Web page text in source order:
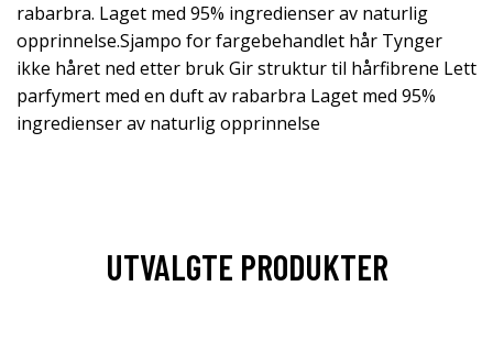
rabarbra. Laget med 95% ingredienser av naturlig
opprinnelse.Sjampo for fargebehandlet hår Tynger
ikke håret ned etter bruk Gir struktur til hårfibrene Lett
parfymert med en duft av rabarbra Laget med 95%
ingredienser av naturlig opprinnelse
UTVALGTE PRODUKTER